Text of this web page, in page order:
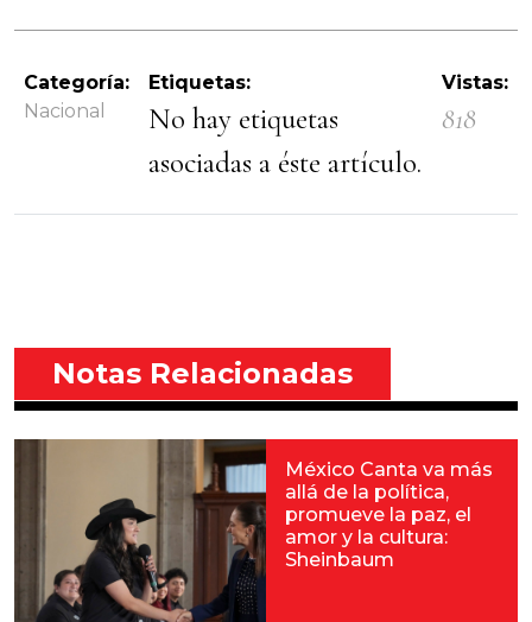
Categoría:
Nacional
Etiquetas:
No hay etiquetas
asociadas a éste artículo.
Vistas:
818
Notas Relacionadas
México Canta va más
allá de la política,
promueve la paz, el
amor y la cultura:
Sheinbaum